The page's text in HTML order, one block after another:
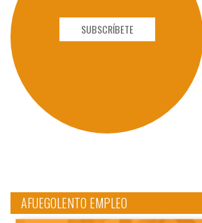
SUBSCRÍBETE
AFUEGOLENTO EMPLEO